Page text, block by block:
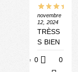
novembre
12, 2024
TRÈSS
S BIEN
Utile 0 0